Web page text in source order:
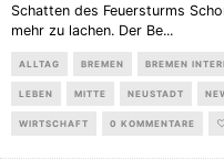
Schatten des Feuersturms
mehr zu lachen. Der Be...
ALLTAG BREMEN BREMEN
LEBEN MITTE NEUSTADT
WIRTSCHAFT 0 KOMMENTARE